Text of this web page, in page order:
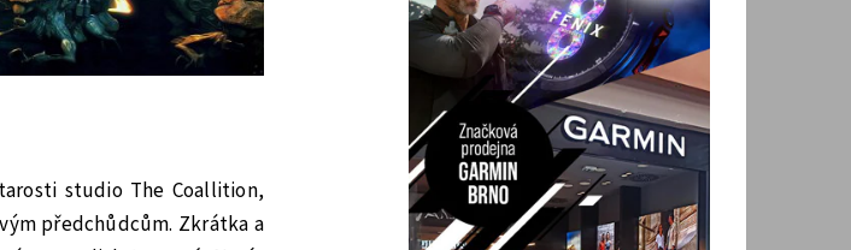
studio The Coallition,
předchůdcům. Zkrátka a